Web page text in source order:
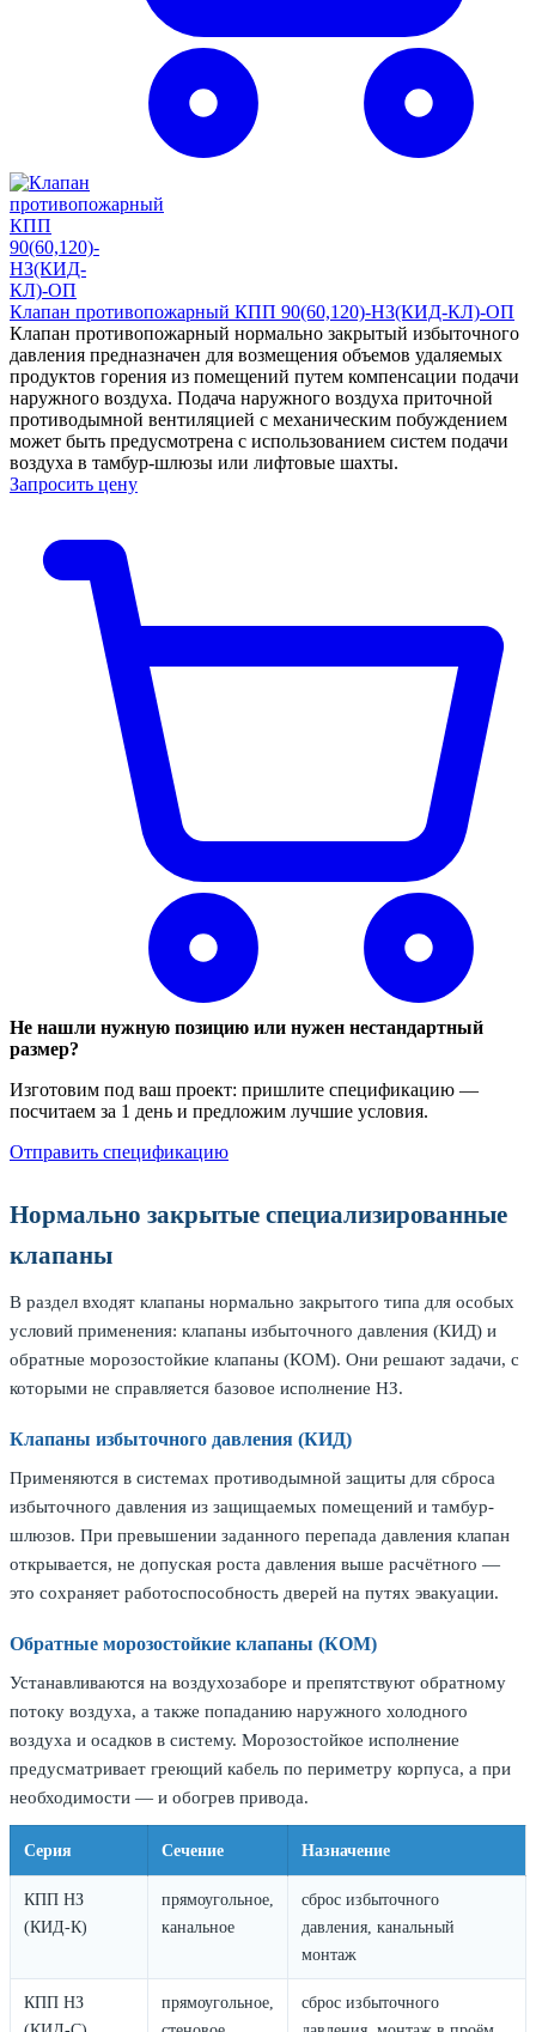
Клапан противопожарный КПП 90(60,120)-НЗ(КИД-КЛ)-ОП
Клапан противопожарный нормально закрытый избыточного
давления предназначен для возмещения объемов удаляемых
продуктов горения из помещений путем компенсации подачи
наружного воздуха. Подача наружного воздуха приточной
противодымной вентиляцией с механическим побуждением
может быть предусмотрена с использованием систем подачи
воздуха в тамбур-шлюзы или лифтовые шахты.
Запросить цену
Не нашли нужную позицию или нужен нестандартный
размер?
Изготовим под ваш проект: пришлите спецификацию —
посчитаем за 1 день и предложим лучшие условия.
Отправить спецификацию
Нормально закрытые специализированные
клапаны
В раздел входят клапаны нормально закрытого типа для особых
условий применения: клапаны избыточного давления (КИД) и
обратные морозостойкие клапаны (КОМ). Они решают задачи, с
которыми не справляется базовое исполнение НЗ.
Клапаны избыточного давления (КИД)
Применяются в системах противодымной защиты для сброса
избыточного давления из защищаемых помещений и тамбур-
шлюзов. При превышении заданного перепада давления клапан
открывается, не допуская роста давления выше расчётного —
это сохраняет работоспособность дверей на путях эвакуации.
Обратные морозостойкие клапаны (КОМ)
Устанавливаются на воздухозаборе и препятствуют обратному
потоку воздуха, а также попаданию наружного холодного
воздуха и осадков в систему. Морозостойкое исполнение
предусматривает греющий кабель по периметру корпуса, а при
необходимости — и обогрев привода.
Серия Сечение Назначение
КПП НЗ
(КИД-К)
прямоугольное,
канальное
сброс избыточного
давления, канальный
монтаж
КПП НЗ
прямоугольное,
сброс избыточного